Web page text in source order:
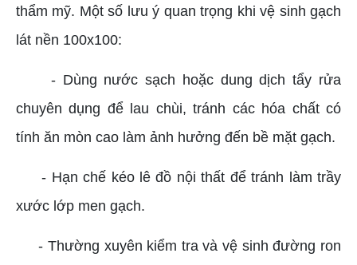
thẩm mỹ. Một số lưu ý quan trọng khi vệ sinh gạch
lát nền 100x100:
- Dùng nước sạch hoặc dung dịch tẩy rửa
chuyên dụng để lau chùi, tránh các hóa chất có
tính ăn mòn cao làm ảnh hưởng đến bề mặt gạch.
- Hạn chế kéo lê đồ nội thất để tránh làm trầy
xước lớp men gạch.
- Thường xuyên kiểm tra và vệ sinh đường ron